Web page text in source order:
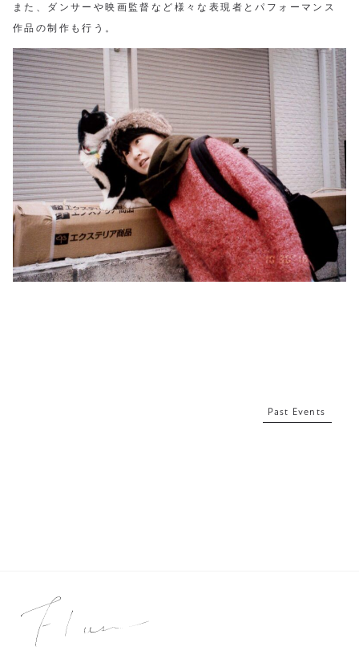
また、ダンサーや映画監督など様々な表現者とパフォーマンス
作品の制作も行う。
Past Events